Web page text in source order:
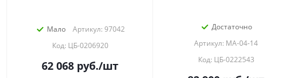
Мало
Артикул: 97042
Код: ЦБ-0206920
62 068 руб./шт
Достаточно
Артикул: МА-04-14
Код: ЦБ-0222543